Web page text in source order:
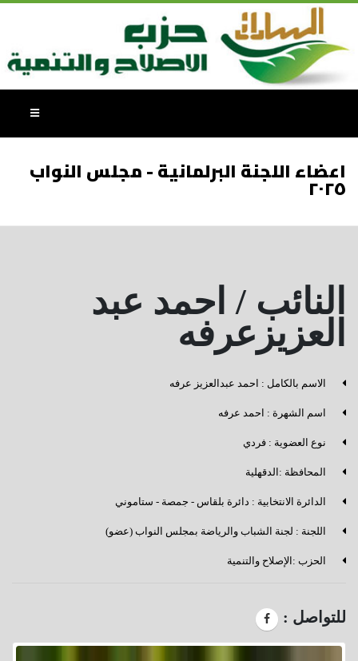
اعضاء اللجنة البرلمانية - مجلس النواب
٢٠٢٥
النائب / احمد عبد
العزيزعرفه
الاسم بالكامل : احمد عبدالعزيز عرفه
اسم الشهرة : احمد عرفه
نوع العضوية : فردي
المحافظة :الدقهلية
الدائرة الانتخابية : دائرة بلقاس - جمصة - ستاموني
اللجنة : لجنة الشباب والرياضة بمجلس النواب (عضو)
الحزب :الإصلاح والتنمية
للتواصل :